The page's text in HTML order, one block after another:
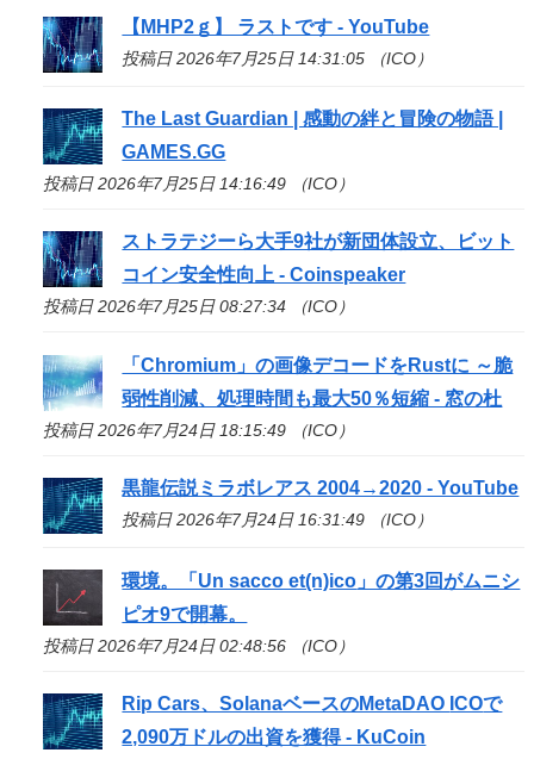
【MHP2ｇ】 ラストです - YouTube
投稿日 2026年7月25日 14:31:05 （ICO）
The Last Guardian | 感動の絆と冒険の物語 |
GAMES.GG
投稿日 2026年7月25日 14:16:49 （ICO）
ストラテジーら大手9社が新団体設立、ビット
コイン安全性向上 - Coinspeaker
投稿日 2026年7月25日 08:27:34 （ICO）
「Chromium」の画像デコードをRustに ～脆
弱性削減、処理時間も最大50％短縮 - 窓の杜
投稿日 2026年7月24日 18:15:49 （ICO）
黒龍伝説ミラボレアス 2004→2020 - YouTube
投稿日 2026年7月24日 16:31:49 （ICO）
環境。「Un sacco et(n)ico 」の第3回がムニシ
ピオ9で開幕。
投稿日 2026年7月24日 02:48:56 （ICO）
Rip Cars、SolanaベースのMetaDAO ICOで
2,090万ドルの出資を獲得 - KuCoin